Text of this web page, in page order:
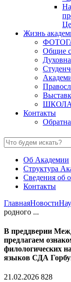
Жизнь
Общие
Контакты
Об Академии
Структура
Сведения об
Контакты
ГлавнаяНовости
родного ...
В преддверии
предлагаем
филологических
языков СДА
21.02.2026 828